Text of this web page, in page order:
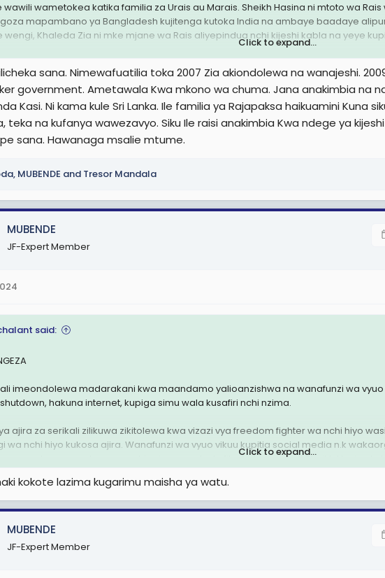
wawili wametokea katika familia za Urais au Marais. Sheikh Hasina ni mtoto wa
mapambano ya Bangladesh kujitenga kutoka India na ambaye baadaye
wengi, Khaleda Zia ni mke mjane wa Rais aliyepindua nchi kijeshi kabla na yeye
na madikteta.
uhasama kulikuwa na vurugu nyingi za kisiasa, kutekana na kuuana kati ya kambi
vizuri zaidi kama waziri mkuu mwenye nguvu na kumfunga hasimu wake na
leo hii Hasina alivyotimuliwa na waandamanaji Rais wa Bangladesh kaamuru
huru!
Click to expand...
sana. Nimewafuatilia toka 2007 Zia akiondolewa na wanajeshi.
government. Ametawala Kwa mkono wa chuma. Jana anakimbia na
Kasi. Ni kama kule Sri Lanka. Ile familia ya Rajapaksa haikuamini Kuna
teka na kufanya wawezavyo. Siku Ile raisi anakimbia Kwa ndege ya
sana. Hawanaga msalie mtume.
, MUBENDE and Tresor Mandala
MUBENDE
JF-Expert Member
said:
imeondolewa madarakani kwa maandamo yalioanzishwa na wanafunzi wa vyuo
hakuna internet, kupiga simu wala kusafiri nchi nzima.
ajira za serikali zilikuwa zikitolewa kwa vizazi vya freedom fighter wa nchi hiyo
wa nchi hiyo kukosa ajira. Wanafunzi wa vyuo vikuu kupitia social media n.k
maandamano yakaenea nchi nzima mpaka kufika hatua serikali Sheikh Hasina
Click to expand...
kokote lazima kugarimu maisha ya watu.
MUBENDE
JF-Expert Member